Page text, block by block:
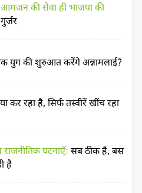
की सेवा ही भाजपा की
युग की शुरुआत करेंगे अन्नामलाई?
कर रहा है, सिर्फ तस्वीरें खींच रहा
घटनाएँ: सब ठीक है, बस
है